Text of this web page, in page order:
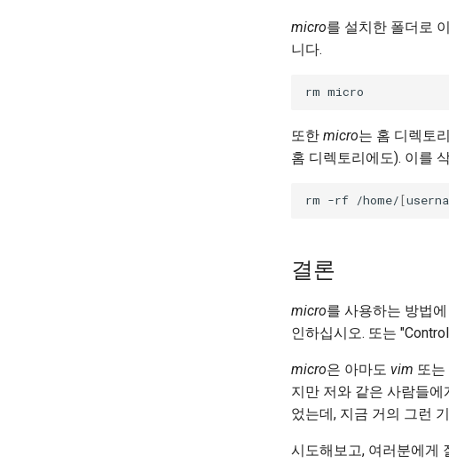
micro를 설치한 폴더로
니다.
rm
또한 micro는 홈 디렉토
홈 디렉토리에도). 이를
rm -rf /home/[
결론
micro를 사용하는 방법
인하십시오. 또는
micro은 아마도 vim 또는
지만 저와 같은 사람들
었는데, 지금 거의 그런
시도해보고, 여러분에게